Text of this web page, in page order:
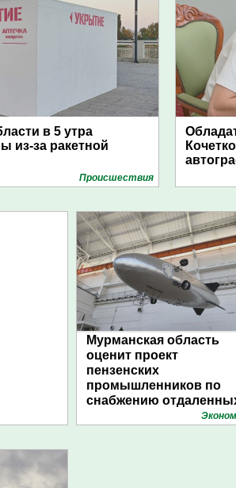
в 5 утра
из-за ракетной
Проиcшествия
Мурманская область
оценит проект
пензенских
промышленников по
снабжению
поселений с помощью